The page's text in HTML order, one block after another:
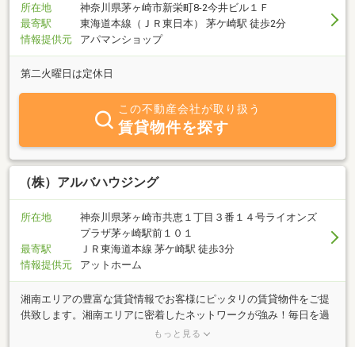
所在地
神奈川県茅ヶ崎市新栄町8-2今井ビル１Ｆ
最寄駅
東海道本線（ＪＲ東日本） 茅ケ崎駅 徒歩2分
情報提供元
アパマンショップ
第二火曜日は定休日
この不動産会社が取り扱う
賃貸物件を探す
（株）アルバハウジング
所在地
神奈川県茅ヶ崎市共恵１丁目３番１４号ライオンズ
プラザ茅ヶ崎駅前１０１
最寄駅
ＪＲ東海道本線 茅ケ崎駅 徒歩3分
情報提供元
アットホーム
湘南エリアの豊富な賃貸情報でお客様にピッタリの賃貸物件をご提
供致します。湘南エリアに密着したネットワークが強み！毎日を過
ごす場所ってとても大切ですよね。住まいは単に身体を休める場所
もっと見る